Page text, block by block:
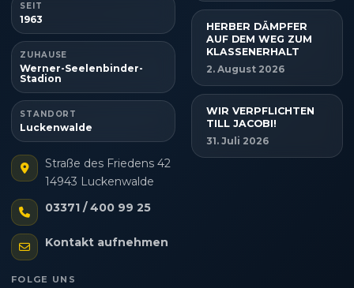
SEIT
1963
ZUHAUSE
Werner-Seelenbinder-
Stadion
STANDORT
Luckenwalde
Straße des Friedens 42
14943 Luckenwalde
03371 / 400 99 25
Kontakt aufnehmen
FOLGE UNS
HERBER DÄMPFER
AUF DEM WEG ZUM
KLASSENERHALT
2. August 2026
WIR VERPFLICHTEN
TILL JACOBI!
31. Juli 2026